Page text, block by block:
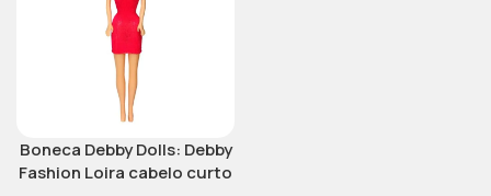
Boneca Debby Dolls: Debby
Fashion Loira cabelo curto